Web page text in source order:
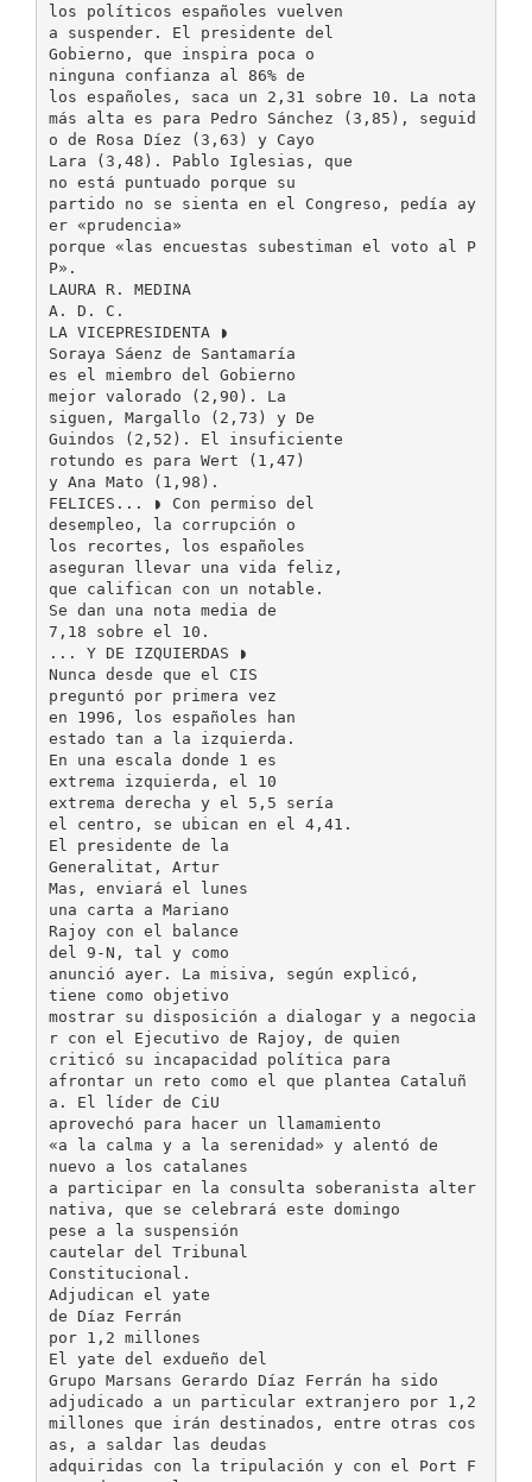
los políticos españoles vuelven
a suspender. El presidente del
Gobierno, que inspira poca o
ninguna confianza al 86% de
los españoles, saca un 2,31 sobre 10. La nota
más alta es para Pedro Sánchez (3,85), seguid
o de Rosa Díez (3,63) y Cayo
Lara (3,48). Pablo Iglesias, que
no está puntuado porque su
partido no se sienta en el Congreso, pedía ay
er «prudencia»
porque «las encuestas subestiman el voto al P
P».
LAURA R. MEDINA
A. D. C.
LA VICEPRESIDENTA ◗
Soraya Sáenz de Santamaría
es el miembro del Gobierno
mejor valorado (2,90). La
siguen, Margallo (2,73) y De
Guindos (2,52). El insuficiente
rotundo es para Wert (1,47)
y Ana Mato (1,98).
FELICES... ◗ Con permiso del
desempleo, la corrupción o
los recortes, los españoles
aseguran llevar una vida feliz,
que califican con un notable.
Se dan una nota media de
7,18 sobre el 10.
... Y DE IZQUIERDAS ◗
Nunca desde que el CIS
preguntó por primera vez
en 1996, los españoles han
estado tan a la izquierda.
En una escala donde 1 es
extrema izquierda, el 10
extrema derecha y el 5,5 sería
el centro, se ubican en el 4,41.
El presidente de la
Generalitat, Artur
Mas, enviará el lunes
una carta a Mariano
Rajoy con el balance
del 9-N, tal y como
anunció ayer. La misiva, según explicó,
tiene como objetivo
mostrar su disposición a dialogar y a negocia
r con el Ejecutivo de Rajoy, de quien
criticó su incapacidad política para
afrontar un reto como el que plantea Cataluñ
a. El líder de CiU
aprovechó para hacer un llamamiento
«a la calma y a la serenidad» y alentó de
nuevo a los catalanes
a participar en la consulta soberanista alter
nativa, que se celebrará este domingo
pese a la suspensión
cautelar del Tribunal
Constitucional.
Adjudican el yate
de Díaz Ferrán
por 1,2 millones
El yate del exdueño del
Grupo Marsans Gerardo Díaz Ferrán ha sido
adjudicado a un particular extranjero por 1,2
millones que irán destinados, entre otras cos
as, a saldar las deudas
adquiridas con la tripulación y con el Port F